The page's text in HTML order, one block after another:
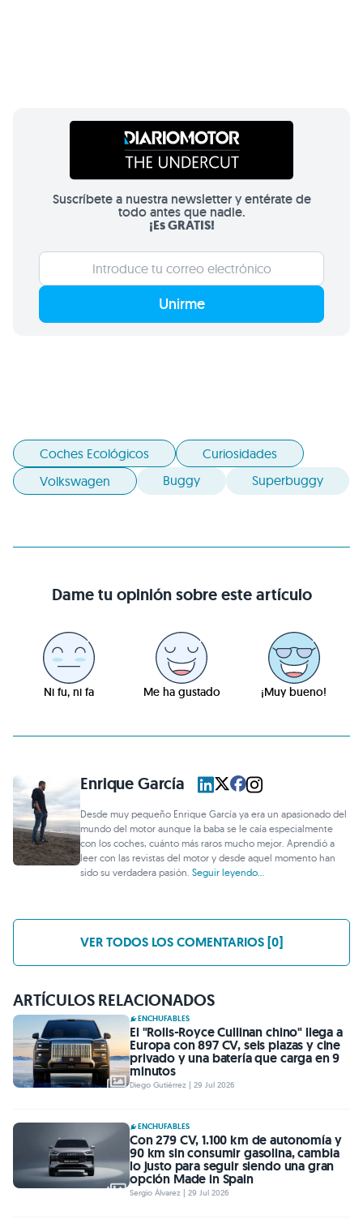
Suscríbete a nuestra newsletter y entérate de
todo antes que nadie.
¡Es GRATIS!
Unirme
Coches Ecológicos
Curiosidades
Volkswagen
Buggy Superbuggy
Dame tu opinión sobre este artículo
Ni fu, ni fa Me ha gustado ¡Muy bueno!
Enrique García
Desde muy pequeño Enrique García ya era un apasionado del
mundo del motor aunque la baba se le caía especialmente
con los coches, cuánto más raros mucho mejor. Aprendió a
leer con las revistas del motor y desde aquel momento han
sido su verdadera pasión.Seguir leyendo...
VER TODOS LOS COMENTARIOS [0]
ARTÍCULOS RELACIONADOS
ENCHUFABLES
El "Rolls-Royce Cullinan chino" llega a
Europa con 897 CV, seis plazas y cine
privado y una batería que carga en 9
minutos
Diego Gutiérrez | 29 Jul 2026
ENCHUFABLES
Con 279 CV, 1.100 km de autonomía y
90 km sin consumir gasolina, cambia
lo justo para seguir siendo una gran
opción Made in Spain
Sergio Álvarez | 29 Jul 2026